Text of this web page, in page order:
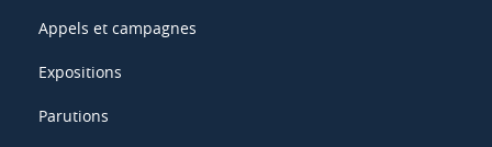
Appels et campagnes
Expositions
Parutions